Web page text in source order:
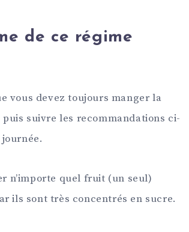
de ce régime
vous devez toujours manger la
suivre les recommandations ci-
n’importe quel fruit (un seul)
ils sont très concentrés en sucre.